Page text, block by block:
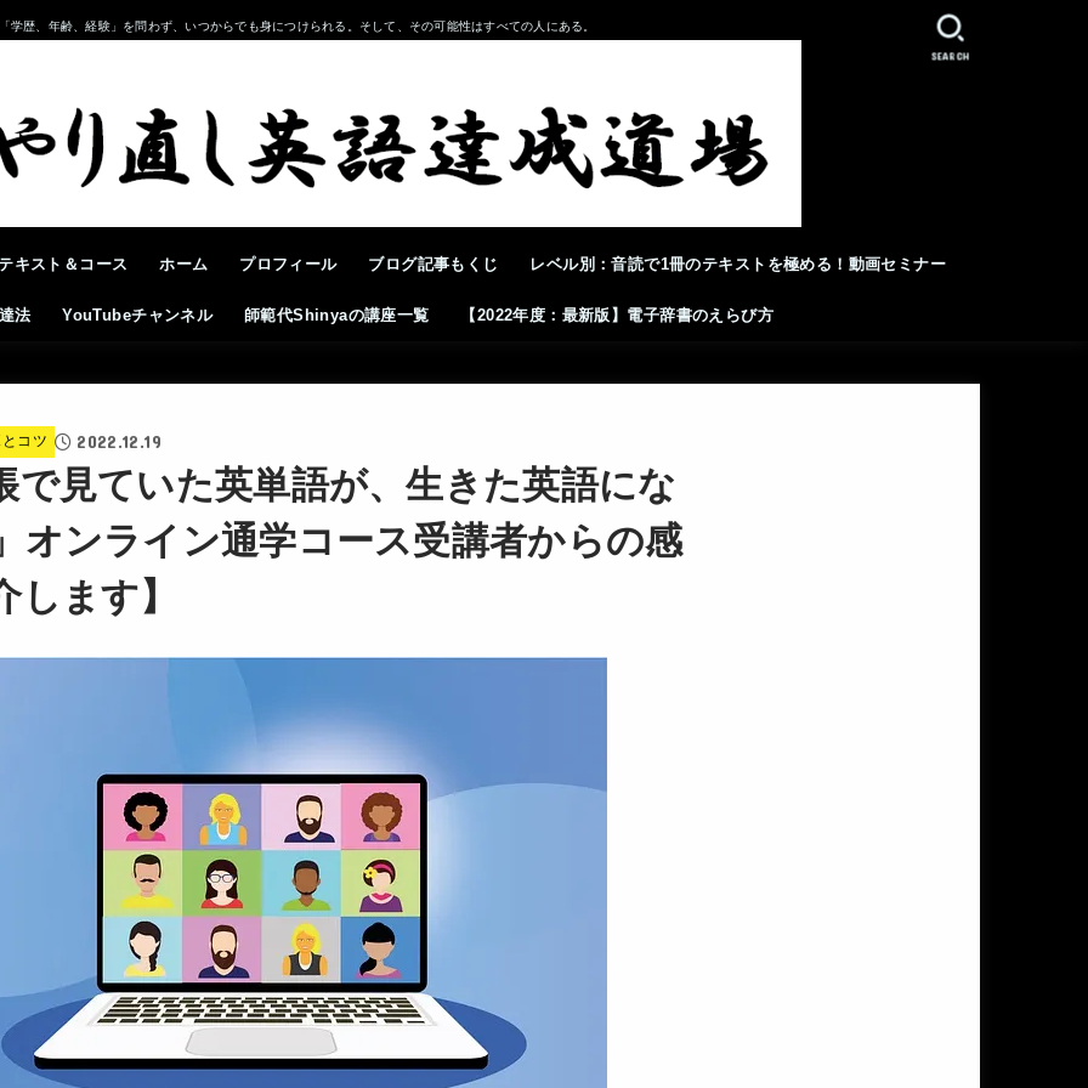
学歴、年齢、経験」を問わず、いつからでも身につけられる。そして、その可能性はすべての人にある。
キスト＆コース ホーム プロフィール ブログ記事もくじ レベル別：音読で1冊のテキストを極める！動画セミナー
法 YouTubeチャンネル 師範代Shinyaの講座一覧 【2022年度：最新版】電子辞書のえらび方
SEARCH
コツ 2022.12.19
で見ていた英単語が、生きた英語にな
オンライン通学コース受講者からの感
します】